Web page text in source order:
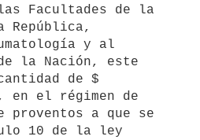
República,
y al
la Nación, este
de $
en el régimen de
proventos a que se
10 de la ley